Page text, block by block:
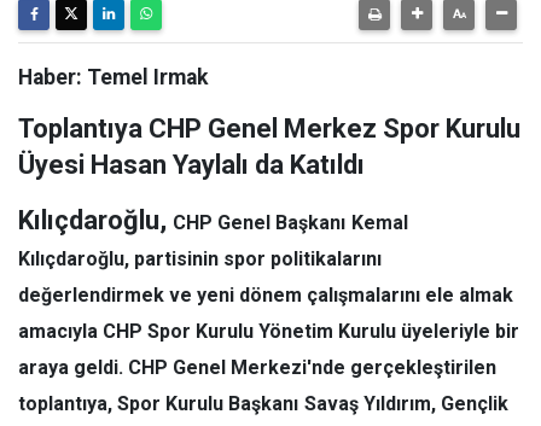
Haber: Temel Irmak
Toplantıya CHP Genel Merkez Spor Kurulu
Üyesi Hasan Yaylalı da Katıldı
Kılıçdaroğlu, CHP Genel Başkanı Kemal
Kılıçdaroğlu, partisinin spor politikalarını
değerlendirmek ve yeni dönem çalışmalarını ele almak
amacıyla CHP Spor Kurulu Yönetim Kurulu üyeleriyle bir
araya geldi. CHP Genel Merkezi'nde gerçekleştirilen
toplantıya, Spor Kurulu Başkanı Savaş Yıldırım, Gençlik